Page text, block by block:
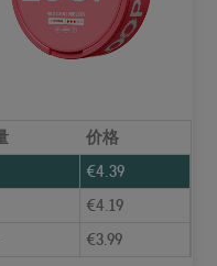
价格
€4.39
€4.19
€3.99